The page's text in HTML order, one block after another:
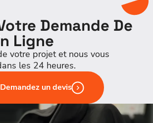
Demande De
Ligne
votre projet et nous vous
les 24 heures.
Demandez un devis